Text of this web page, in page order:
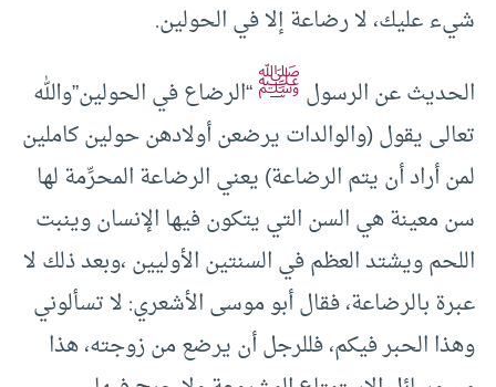
شيء عليك، لا رضاعة إلا في الحولين.
الحديث عن الرسولﷺ“الرضاع في الحولين”والله
تعالى يقول (والوالدات يرضعن أولادهن حولين كاملين
لمن أراد أن يتم الرضاعة) يعني الرضاعة المحرِّمة لها
سن معينة هي السن التي يتكون فيها الإنسان وينبت
اللحم ويشتد العظم في السنتين الأوليين ،وبعد ذلك لا
عبرة بالرضاعة، فقال أبو موسى الأشعري: لا تسألوني
وهذا الحبر فيكم، فللرجل أن يرضع من زوجته، هذا